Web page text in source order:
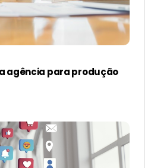
agência para produção